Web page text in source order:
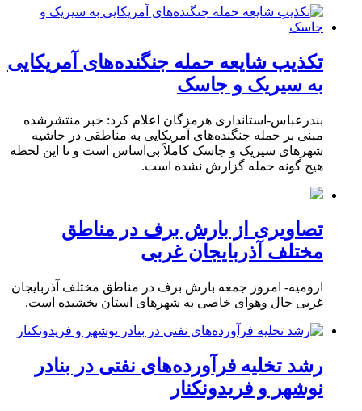
تکذیب شایعه حمله جنگنده‌های آمریکایی
به سیریک و جاسک
بندرعباس-استانداری هرمزگان اعلام کرد: خبر منتشرشده
مبنی بر حمله جنگنده‌های آمریکایی به مناطقی در حاشیه
شهرهای سیریک و جاسک کاملاً بی‌اساس است و تا این لحظه
هیچ گونه حمله گزارش نشده است.
تصاویری از بارش برف در مناطق
مختلف آذربایجان غربی
ارومیه- امروز جمعه بارش برف در مناطق مختلف آذربایجان
غربی حال وهوای خاصی به شهرهای استان بخشیده است.
رشد تخلیه فرآورده‌های نفتی در بنادر
نوشهر و فریدونکنار